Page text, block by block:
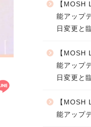
【
能アップ
日変更と
【
能アップ
日変更と
【
能アップ